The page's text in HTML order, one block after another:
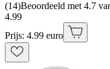
(14)Beoordeeld met 4.7
4.99
Prijs: 4.99 euro